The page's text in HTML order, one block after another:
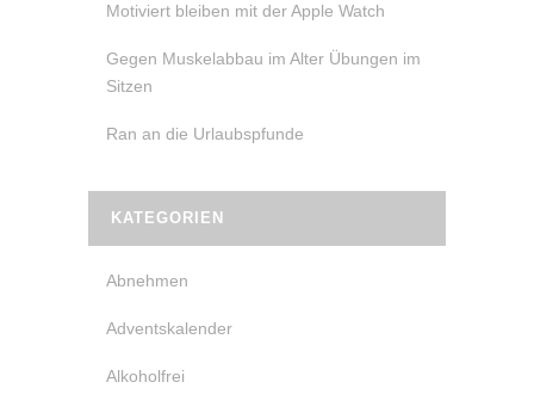
Motiviert bleiben mit der Apple Watch
Gegen Muskelabbau im Alter Übungen im
Sitzen
Ran an die Urlaubspfunde
KATEGORIEN
Abnehmen
Adventskalender
Alkoholfrei